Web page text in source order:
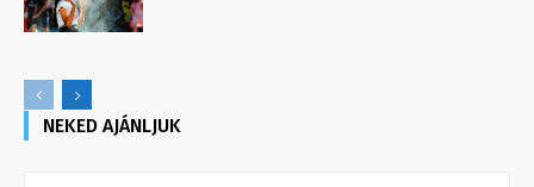
NEKED AJÁNLJUK